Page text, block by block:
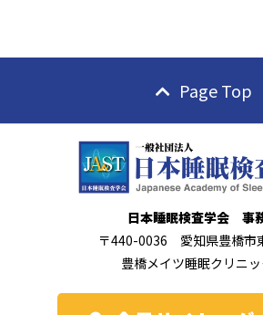
日本睡眠検査学会 事
〒440-0036 愛知県豊橋市
豊橋メイツ睡眠クリニ
Page Top